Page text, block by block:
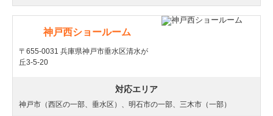
神戸西ショールーム
〒655-0031 兵庫県神戸市垂水区清水が
丘3-5-20
対応エリア
神戸市（西区の一部、垂水区）、明石市の一部、三木市（一部）